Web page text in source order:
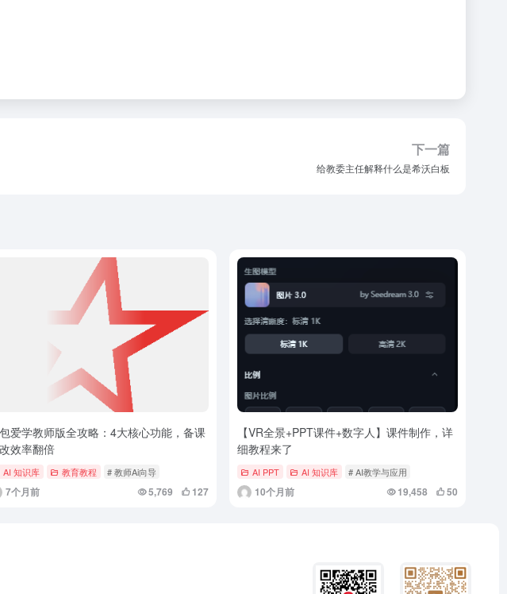
下一篇
给教委主任解释什么是希沃白板
爱学教师版全攻略：4大核心功能，备课
效率翻倍
AI 知识库 教育教程 # 教师Ai向导
7个月前 5,769 127
【VR全景+PPT课件+数字人】课件制作，详
细教程来了
AI PPT AI 知识库 # AI教学与应用
10个月前 19,458 50